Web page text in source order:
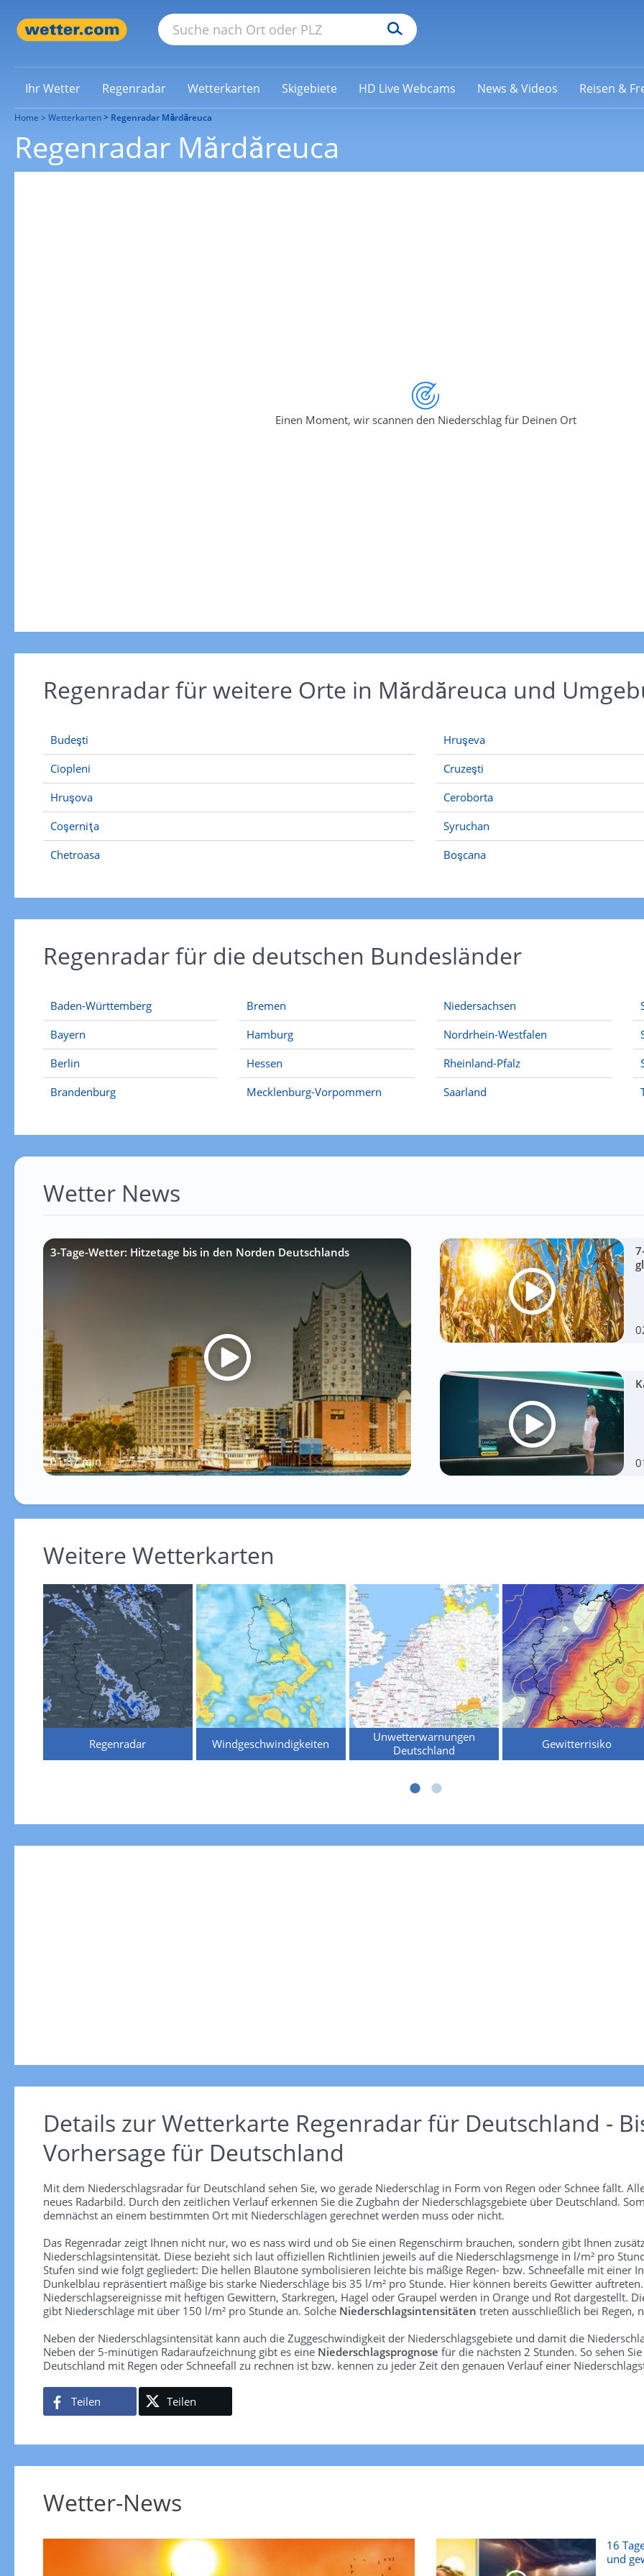
Ihr Wetter Regenradar Wetterkarten Skigebiete HD Live Webcams News & Videos Reisen &
Home Wetterkarten Regenradar Mărdăreuca
Regenradar Mărdăreuca
Einen Moment, wir scannen den Niederschlag für Deinen Ort
Regenradar für weitere Orte in Mărdăreuca und
Budeşti
Ciopleni
Hruşova
Coşerniţa
Chetroasa
Hruşeva
Cruzeşti
Ceroborta
Syruchan
Boşcana
Regenradar für die deutschen Bundesländer
Baden-Württemberg
Bayern
Berlin
Brandenburg
Bremen
Hamburg
Hessen
Mecklenburg-Vorpommern
Niedersachsen
Nordrhein-Westfalen
Rheinland-Pfalz
Saarland
Wetter News
3-Tage-Wetter: Hitzetage bis in den Norden Deutschlands
01:37 min
Weitere Wetterkarten
Regenradar Windgeschwindigkeiten
Unwetterwarnungen
Deutschland
Gewitterrisiko
Details zur Wetterkarte Regenradar für Deutschland -
Vorhersage für Deutschland
Mit dem Niederschlagsradar für Deutschland sehen Sie, wo gerade Niederschlag in Form von Regen oder Schnee fällt.
neues Radarbild. Durch den zeitlichen Verlauf erkennen Sie die Zugbahn der Niederschlagsgebiete über Deutschland.
demnächst an einem bestimmten Ort mit Niederschlägen gerechnet werden muss oder nicht.
Das Regenradar zeigt Ihnen nicht nur, wo es nass wird und ob Sie einen Regenschirm brauchen, sondern gibt Ihnen
Niederschlagsintensität. Diese bezieht sich laut offiziellen Richtlinien jeweils auf die Niederschlagsmenge in l/m² pro
Stufen sind wie folgt gegliedert: Die hellen Blautöne symbolisieren leichte bis mäßige Regen- bzw. Schneefälle mit einer
Dunkelblau repräsentiert mäßige bis starke Niederschläge bis 35 l/m² pro Stunde. Hier können bereits Gewitter
Niederschlagsereignisse mit heftigen Gewittern, Starkregen, Hagel oder Graupel werden in Orange und Rot dargestellt.
gibt Niederschläge mit über 150 l/m² pro Stunde an. Solche Niederschlagsintensitäten treten ausschließlich bei Regen,
Neben der Niederschlagsintensität kann auch die Zuggeschwindigkeit der Niederschlagsgebiete und damit die
Neben der 5-minütigen Radaraufzeichnung gibt es eine Niederschlagsprognose für die nächsten 2 Stunden. So sehen
Deutschland mit Regen oder Schneefall zu rechnen ist bzw. kennen zu jeder Zeit den genauen Verlauf einer
Teilen Teilen
Wetter-News
16
und